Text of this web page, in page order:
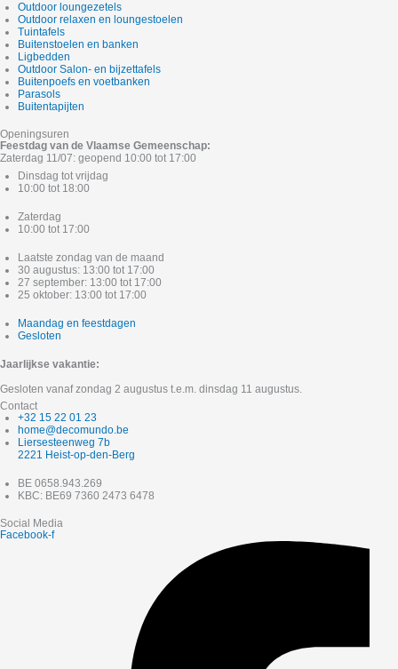
Outdoor loungezetels
Outdoor relaxen en loungestoelen
Tuintafels
Buitenstoelen en banken
Ligbedden
Outdoor Salon- en bijzettafels
Buitenpoefs en voetbanken
Parasols
Buitentapijten
Openingsuren
Feestdag van de Vlaamse Gemeenschap:
Zaterdag 11/07: geopend 10:00 tot 17:00
Dinsdag tot vrijdag
10:00 tot 18:00
Zaterdag
10:00 tot 17:00
Laatste zondag van de maand
30 augustus: 13:00 tot 17:00
27 september: 13:00 tot 17:00
25 oktober: 13:00 tot 17:00
Maandag en feestdagen
Gesloten
Jaarlijkse vakantie:
Gesloten vanaf zondag 2 augustus t.e.m. dinsdag 11 augustus.
Contact
+32 15 22 01 23
home@decomundo.be
Liersesteenweg 7b
2221 Heist-op-den-Berg
BE 0658.943.269
KBC: BE69 7360 2473 6478
Social Media
Facebook-f